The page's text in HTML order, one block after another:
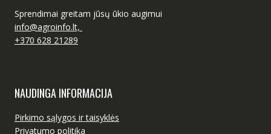
Sprendimai greitam jūsų ūkio augimui
info@agroinfo.lt,
+370 628 21289
NAUDINGA INFORMACIJA
Pirkimo sąlygos ir taisyklės
Privatumo politika